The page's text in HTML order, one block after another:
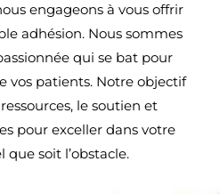
engageons à vous offrir
adhésion. Nous sommes
qui se bat pour
vos patients. Notre objectif
le soutien et
pour exceller dans votre
que soit l’obstacle.